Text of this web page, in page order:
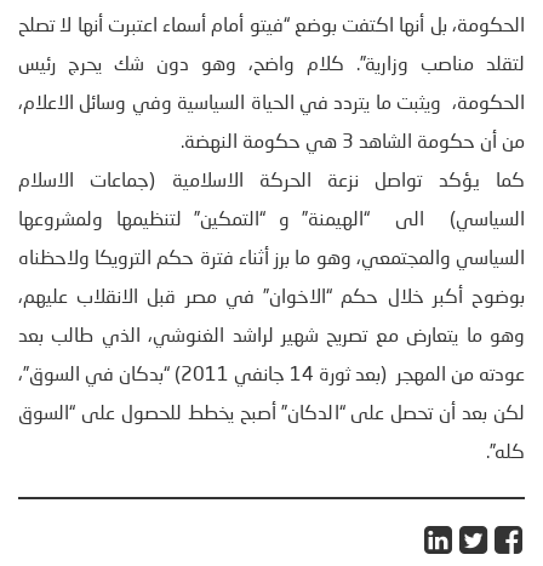
الحكومة، بل أنها اكتفت بوضع “فيتو أمام أسماء اعتبرت أنها لا تصلح
لتقلد مناصب وزارية”. كلام واضح، وهو دون شك يحرج رئيس
الحكومة، ويثبت ما يتردد في الحياة السياسية وفي وسائل الاعلام،
من أن حكومة الشاهد 3 هي حكومة النهضة.
كما يؤكد تواصل نزعة الحركة الاسلامية (جماعات الاسلام
السياسي) الى “الهيمنة” و “التمكين” لتنظيمها ولمشروعها
السياسي والمجتمعي، وهو ما برز أثناء فترة حكم الترويكا ولاحظناه
بوضوح أكبر خلال حكم “الاخوان” في مصر قبل الانقلاب عليهم،
وهو ما يتعارض مع تصريح شهير لراشد الغنوشي، الذي طالب بعد
عودته من المهجر (بعد ثورة 14 جانفي 2011) “بدكان في السوق”،
لكن بعد أن تحصل على “الدكان” أصبح يخطط للحصول على “السوق
كله”.